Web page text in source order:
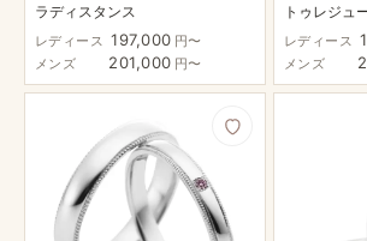
ラディスタンス
レディース 197,000 円〜
メンズ
201,000 円〜
トゥレジュ
レディース
メンズ